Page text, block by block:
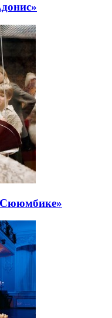
Сююмбике»